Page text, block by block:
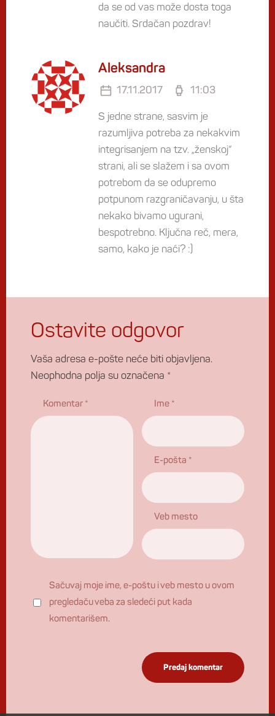
da se od vas može dosta toga
naučiti. Srdačan pozdrav!
Aleksandra
17.11.2017 11:03
S jedne strane, sasvim je
razumljiva potreba za nekakvim
integrisanjem na tzv. „ženskoj“
strani, ali se slažem i sa ovom
potrebom da se odupremo
potpunom razgraničavanju, u šta
nekako bivamo ugurani,
bespotrebno. Ključna reč, mera,
samo, kako je naći? :)
Ostavite odgovor
Vaša adresa e-pošte neće biti objavljena.
Neophodna polja su označena *
Komentar * Ime *
E-pošta *
Veb mesto
Sačuvaj moje ime, e-poštu i veb mesto u ovom
pregledaču veba za sledeći put kada
komentarišem.